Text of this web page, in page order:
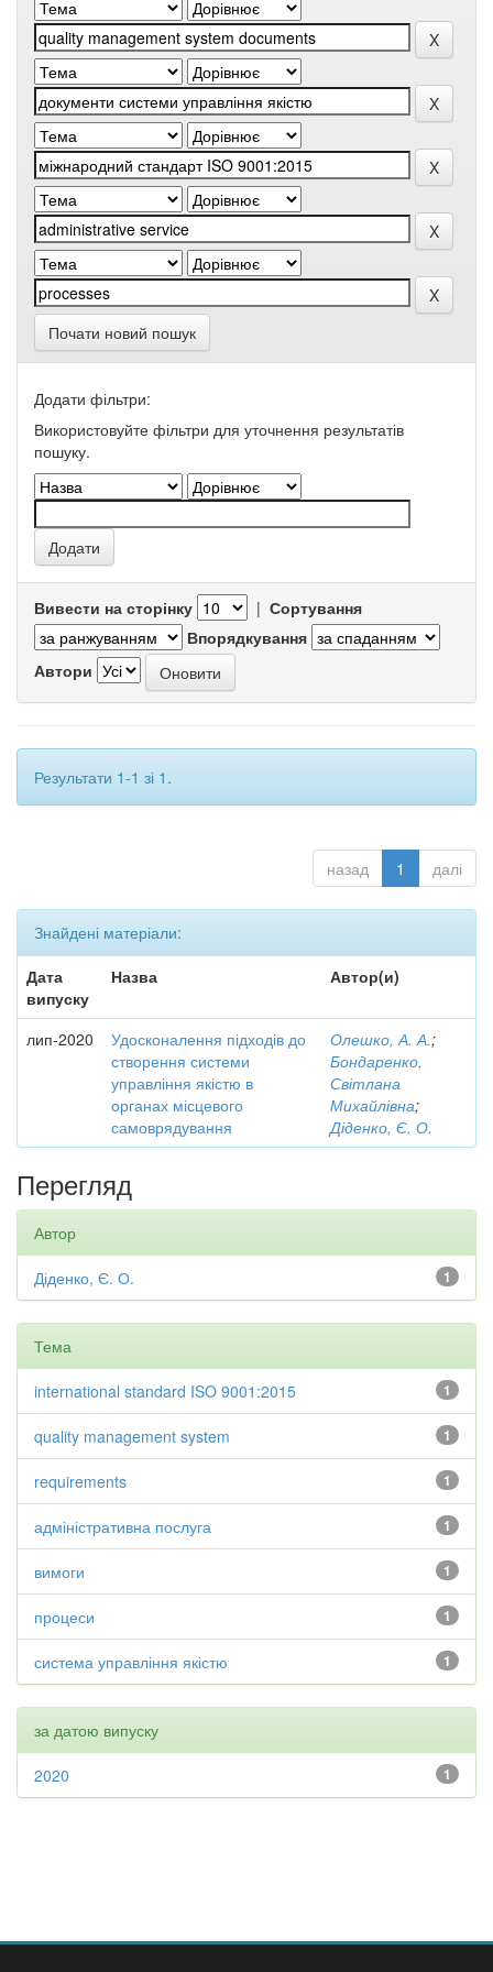
Почати новий пошук
Додати фільтри:
Використовуйте фільтри для уточнення результатів
пошуку.
Вивести на сторінку | Сортування
Впорядкування
Автори
Результати 1-1 зі 1.
назад 1 далі
Знайдені матеріали:
Дата
випуску
Назва Автор(и)
лип-2020
Удосконалення підходів до
створення системи
управління якістю в
органах місцевого
самоврядування
Олешко, А. А.;
Бондаренко,
Світлана
Михайлівна;
Діденко, Є. О.
Перегляд
Автор
1
Діденко, Є. О.
Тема
1
international standard ISO 9001:2015
1
quality management system
1
requirements
1
адміністративна послуга
1
вимоги
1
процеси
1
система управління якістю
за датою випуску
1
2020